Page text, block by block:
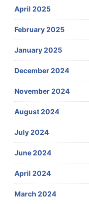
April 2025
February 2025
January 2025
December 2024
November 2024
August 2024
July 2024
June 2024
April 2024
March 2024